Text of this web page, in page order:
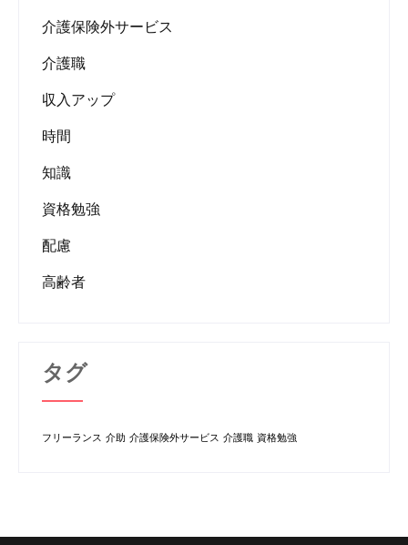
介護保険外サービス
介護職
収入アップ
時間
知識
資格勉強
配慮
高齢者
タグ
フリーランス 介助 介護保険外サービス 介護職 資格勉強